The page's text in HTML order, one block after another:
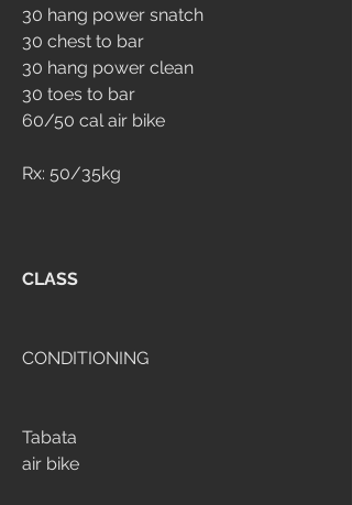
30 hang power snatch
30 chest to bar
30 hang power clean
30 toes to bar
60/50 cal air bike
Rx: 50/35kg
CLASS
CONDITIONING
Tabata
air bike